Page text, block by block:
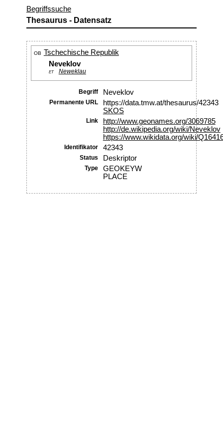
Begriffssuche
Thesaurus - Datensatz
OB Tschechische Republik
Neveklov
ET Neweklau
Begriff Neveklov
Permanente URL
https://data.tmw.at/thesaurus/42343
SKOS
Link
http://www.geonames.org/3069785
http://de.wikipedia.org/wiki/Neveklov
https://www.wikidata.org/wiki/
Identifikator 42343
Status Deskriptor
Type
GEOKEYW
PLACE